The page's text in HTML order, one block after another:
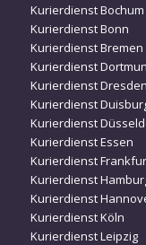
Kurierdienst Bochum
Kurierdienst Bonn
Kurierdienst Bremen
Kurierdienst
Kurierdienst Dresden
Kurierdienst
Kurierdienst
Kurierdienst Essen
Kurierdienst
Kurierdienst
Kurierdienst
Kurierdienst Köln
Kurierdienst Leipzig